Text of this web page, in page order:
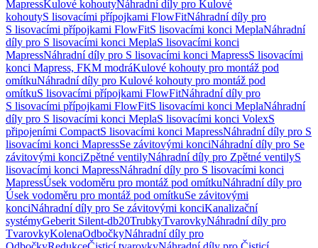
MapressKulové kohoutyNáhradní díly pro Kulové
kohoutyS lisovacími přípojkami FlowFitNáhradní díly pro
S lisovacími přípojkami FlowFitS lisovacími konci MeplaNáhradní
díly pro S lisovacími konci MeplaS lisovacími konci
MapressNáhradní díly pro S lisovacími konci MapressS lisovacími
konci Mapress, FKM modráKulové kohouty pro montáž pod
omítkuNáhradní díly pro Kulové kohouty pro montáž pod
omítkuS lisovacími přípojkami FlowFitNáhradní díly pro
S lisovacími přípojkami FlowFitS lisovacími konci MeplaNáhradní
díly pro S lisovacími konci MeplaS lisovacími konci VolexS
připojeními CompactS lisovacími konci MapressNáhradní díly pro S
lisovacími konci MapressSe závitovými konciNáhradní díly pro Se
závitovými konciZpětné ventilyNáhradní díly pro Zpětné ventilyS
lisovacími konci MapressNáhradní díly pro S lisovacími konci
MapressÚsek vodoměru pro montáž pod omítkuNáhradní díly pro
Úsek vodoměru pro montáž pod omítkuSe závitovými
konciNáhradní díly pro Se závitovými konciKanalizační
systémyGeberit Silent-db20TrubkyTvarovkyNáhradní díly pro
TvarovkyKolenaOdbočkyNáhradní díly pro